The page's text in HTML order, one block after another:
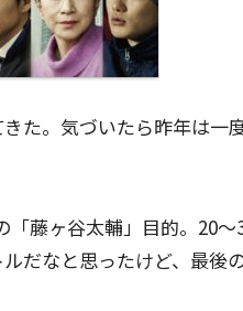
た。気づいたら昨年は一
藤ヶ谷太輔」目的。20〜
だなと思ったけど、最後